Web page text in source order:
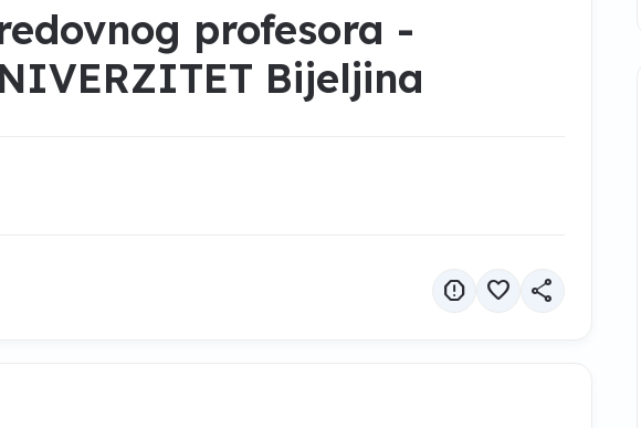
profesora -
Bijeljina
report favorite share